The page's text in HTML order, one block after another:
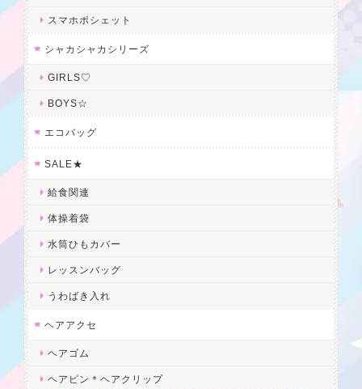
スマホポシェット
シャカシャカシリーズ
GIRLS♡
BOYS☆
エコバッグ
SALE★
給食関連
体操着袋
水筒ひもカバー
レッスンバッグ
うわばき入れ
ヘアアクセ
ヘアゴム
ヘアピン＊ヘアクリップ